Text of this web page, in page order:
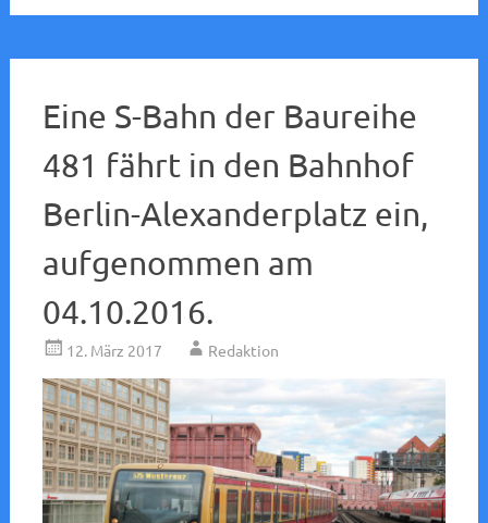
Eine S-Bahn der Baureihe
481 fährt in den Bahnhof
Berlin-Alexanderplatz ein,
aufgenommen am
04.10.2016.
12. März 2017 Redaktion